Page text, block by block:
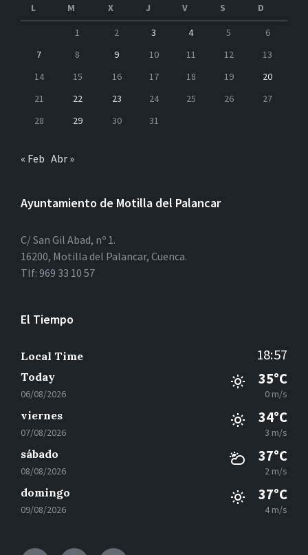
L
M X J V S
D
1
2 3 4 5
6
7
8 9 10 11 12
13
14
15 16 17 18 19
20
21
22 23 24 25 26
27
28
29 30 31
« Feb Abr »
Ayuntamiento de Motilla del Palancar
C/ San Gil Abad, nº 1.
16200, Motilla del Palancar, Cuenca.
Tlf: 969 33 10 57
El Tiempo
Local Time 18:57
Today
06/08/2026
35°C
0 m/s
viernes
07/08/2026
34°C
3 m/s
sábado
08/08/2026
37°C
2 m/s
domingo
09/08/2026
37°C
4 m/s